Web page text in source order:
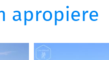
apropiere